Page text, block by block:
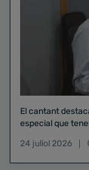
El cantant
especial que
24 juliol 2026